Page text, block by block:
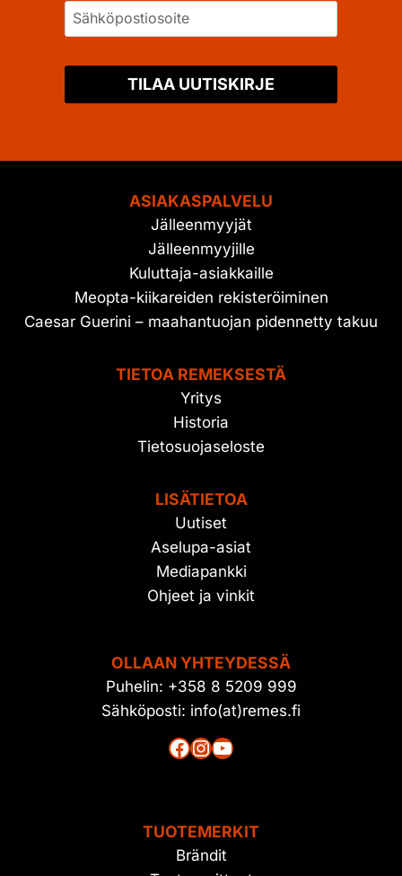
TILAA UUTISKIRJE
ASIAKASPALVELU
Jälleenmyyjät
Jälleenmyyjille
Kuluttaja-asiakkaille
Meopta-kiikareiden rekisteröiminen
Caesar Guerini – maahantuojan pidennetty takuu
TIETOA REMEKSESTÄ
Yritys
Historia
Tietosuojaseloste
LISÄTIETOA
Uutiset
Aselupa-asiat
Mediapankki
Ohjeet ja vinkit
OLLAAN YHTEYDESSÄ
Puhelin: +358 8 5209 999
Sähköposti: info(at)remes.fi
Facebook
Instagram
YouTube
TUOTEMERKIT
Brändit